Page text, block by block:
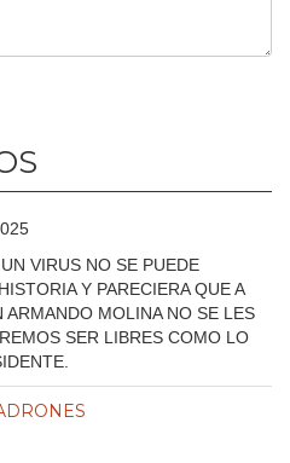
VIRUS NO SE PUEDE
Y PARECIERA QUE A
MOLINA NO SE LES
SER LIBRES COMO LO